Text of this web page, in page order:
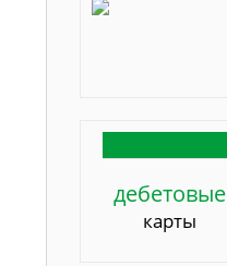
дебетовые
карты